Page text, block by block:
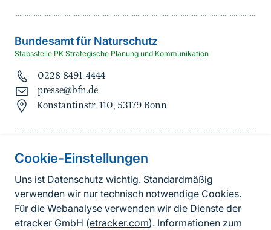
Cookie-Einstellungen
Uns ist Datenschutz wichtig. Standardmäßig
verwenden wir nur technisch notwendige Cookies.
Für die Webanalyse verwenden wir die Dienste der
etracker GmbH (etracker.com). Informationen zum
Bundesamt für Naturschutz
Stabsstelle PK Strategische Planung und Kommunikation
0228 8491-4444
presse@bfn.de
Konstantinstr. 110, 53179 Bonn
Informationen zur Seite
FußzeileKontakt zum BfN
Kontaktformular